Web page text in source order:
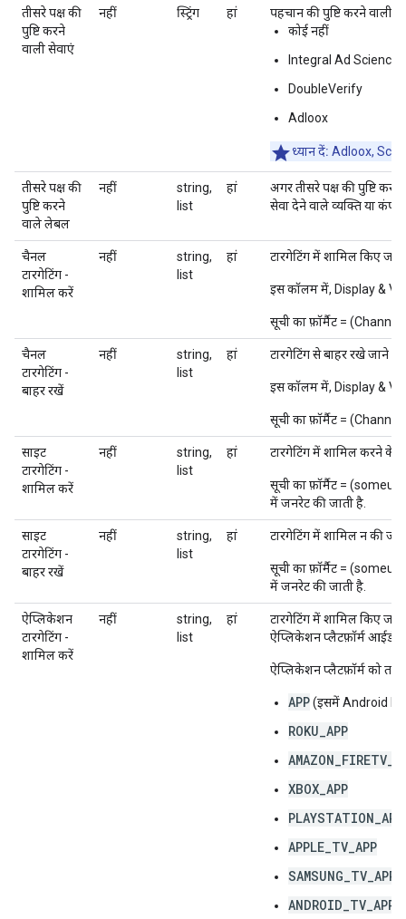
तीसरे पक्ष की
पुष्टि करने
वाली सेवाएं
नहीं स्ट्रिंग हां
पहचान की पुष्टि करने वाली
कोई नहीं
Integral Ad Science
DoubleVerify
Adloox
ध्यान दें: Adloox,
तीसरे पक्ष की
पुष्टि करने
वाले लेबल
नहीं
string,
list
हां
अगर तीसरे पक्ष की पुष्टि
सेवा देने वाले व्यक्ति या
चैनल
टारगेटिंग -
शामिल करें
नहीं
string,
list
हां टारगेटिंग में शामिल किए
इस कॉलम में, Display &
सूची का फ़ॉर्मैट =
चैनल
टारगेटिंग -
बाहर रखें
नहीं
string,
list
हां टारगेटिंग से बाहर रखे जाने
इस कॉलम में, Display &
सूची का फ़ॉर्मैट =
साइट
टारगेटिंग -
शामिल करें
नहीं
string,
list
हां टारगेटिंग में शामिल करने के
सूची का फ़ॉर्मैट =
में जनरेट की जाती है.
साइट
टारगेटिंग -
बाहर रखें
नहीं
string,
list
हां टारगेटिंग में शामिल न की
सूची का फ़ॉर्मैट =
में जनरेट की जाती है.
ऐप्लिकेशन
टारगेटिंग -
शामिल करें
नहीं
string,
list
हां
टारगेटिंग में शामिल किए
ऐप्लिकेशन प्लैटफ़ॉर्म आईडी
ऐप्लिकेशन प्लैटफ़ॉर्म को तय
APP(इसमें Android
ROKU_APP
XBOX_APP
PLAYSTATION_APP
APPLE_TV_APP
SAMSUNG_TV_APP
ANDROID_TV_APP